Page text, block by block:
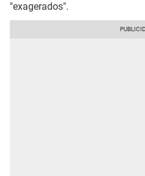
"exagerados".